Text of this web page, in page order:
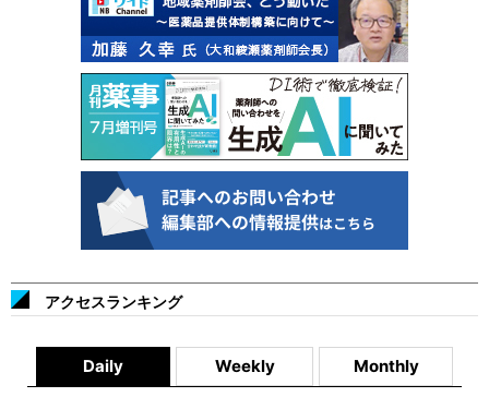
アクセスランキング
Daily Weekly Monthly